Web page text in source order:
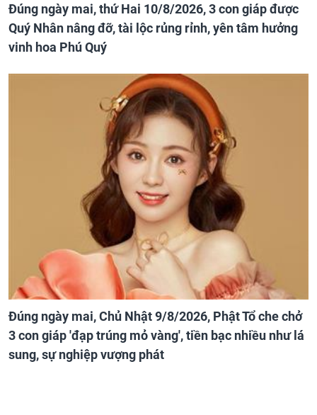
Đúng ngày mai, thứ Hai 10/8/2026, 3 con giáp được
Quý Nhân nâng đỡ, tài lộc rủng rỉnh, yên tâm hưởng
vinh hoa Phú Quý
Đúng ngày mai, Chủ Nhật 9/8/2026, Phật Tổ che chở
3 con giáp 'đạp trúng mỏ vàng', tiền bạc nhiều như lá
sung, sự nghiệp vượng phát